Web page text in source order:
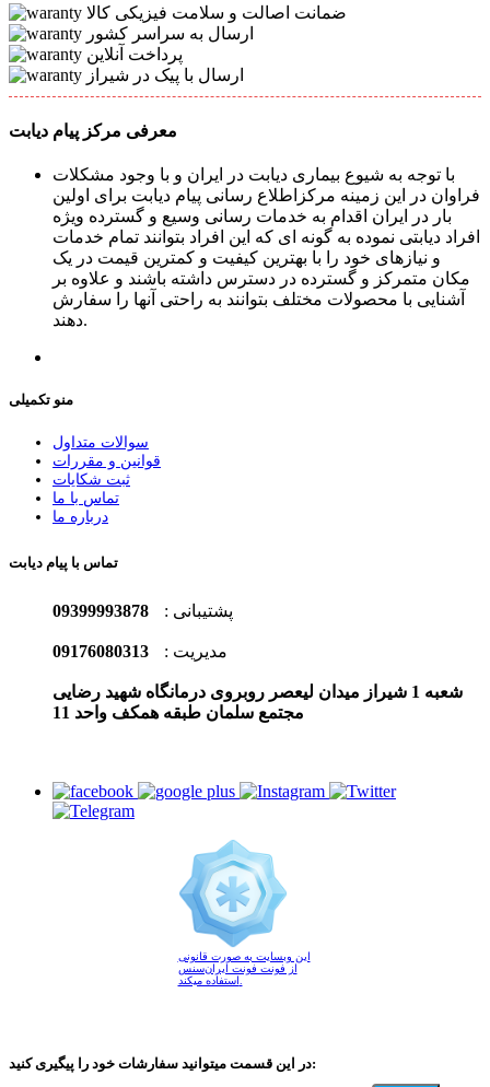
ضمانت اصالت و سلامت فیزیکی کالا
ارسال به سراسر کشور
پرداخت آنلاین
ارسال با پیک در شیراز
با توجه به شیوع بیماری دیابت در ایران و با وجود مشکلات
فراوان در این زمینه مرکزاطلاع رسانی پیام دیابت برای اولین
بار در ایران اقدام به خدمات رسانی وسیع و گسترده ویژه
افراد دیابتی نموده به گونه ای که این افراد بتوانند تمام خدمات
و نیازهای خود را با بهترین کیفیت و کمترین قیمت در یک
مکان متمرکز و گسترده در دسترس داشته باشند و علاوه بر
آشنایی با محصولات مختلف بتوانند به راحتی آنها را سفارش
دهند.
منو تکمیلی
سوالات متداول
قوانین و مقررات
ثبت شکایات
تماس با ما
درباره ما
تماس با پیام دیابت
پشتیبانی : 09399993878
مدیریت : 09176080313
شعبه 1 شیراز میدان لیعصر روبروی درمانگاه شهید رضایی
مجتمع سلمان طبقه همکف واحد 11
این وبسایت به صورت قانونی
از فونت فونت ایران‌سنس
استفاده میکند.
در این قسمت میتوانید سفارشات خود را پیگیری کنید: